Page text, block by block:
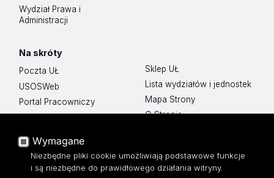
Wydział Prawa i
Administracji
Na skróty
Poczta UŁ
USOSWeb
Portal Pracowniczy
Baza Aktów Własnych
Moodle
Eksperci UŁ
Polityka Prywatności
Sklep UŁ
Lista wydziałów i jednostek
Mapa Strony
O Stronie
Wymagane
Niezbędne pliki cookie umożliwiają podstawowe funkcje
i są niezbędne do prawidłowego działania witryny.